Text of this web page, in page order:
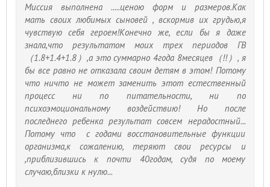
Миссия выполнена .....ценою форм и размеров.Как
мать своих любимых сыновей , вскормив их грудью,я
чувствую себя героем!Конечно же, если бы я даже
знала,что результатом моих трех периодов ГВ
（1.8+1.4+1.8）,а это суммарно 4года 8месяцев（!!）, я
бы все равно не отказала своим детям в этом! Потому
что ничто не может заменить этот естественный
процесс ни по питательности, ни по
психоэмоциональному воздействию! Но после
последнего ребенка результат совсем нерадостный...
Потому что с годами восстановительные функции
организма,к сожалению, теряют свои ресурсы и
,приблизившись к почти 40годам, судя по моему
случаю,близки к нулю...